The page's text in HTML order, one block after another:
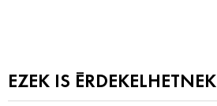
EZEK IS ÉRDEKELHETNEK